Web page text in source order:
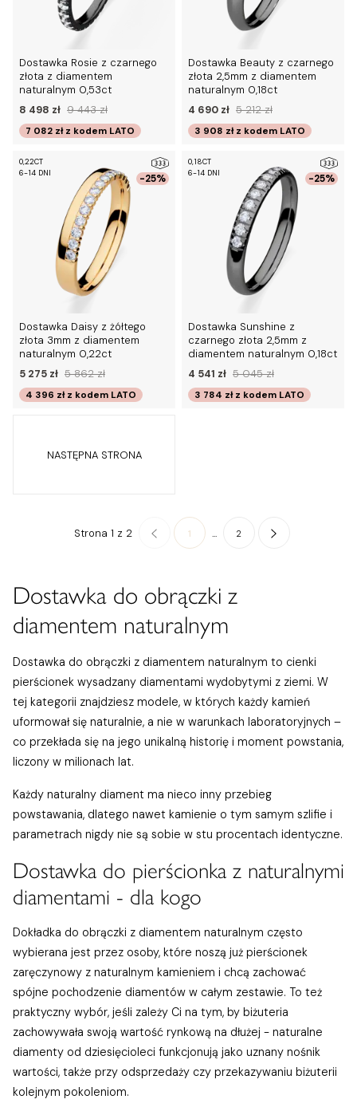
Dostawka Rosie z czarnego
złota z diamentem
naturalnym 0,53ct
8 498 zł 9 443 zł
7 082 zł z kodem LATO
Dostawka Beauty z czarnego
złota 2,5mm z diamentem
naturalnym 0,18ct
4 690 zł 5 212 zł
3 908 zł z kodem LATO
-25%
0,22CT
6-14 DNI
Dostawka Daisy z żółtego
złota 3mm z diamentem
naturalnym 0,22ct
5 275 zł 5 862 zł
4 396 zł z kodem LATO
-25%
0,18CT
6-14 DNI
Dostawka Sunshine z
czarnego złota 2,5mm z
diamentem naturalnym 0,18ct
4 541 zł 5 045 zł
3 784 zł z kodem LATO
NASTĘPNA STRONA
Strona 1 z 2 1 ... 2
Dostawka do obrączki z
diamentem naturalnym
Dostawka do obrączki z diamentem naturalnym to cienki
pierścionek wysadzany diamentami wydobytymi z ziemi. W
tej kategorii znajdziesz modele, w których każdy kamień
uformował się naturalnie, a nie w warunkach laboratoryjnych –
co przekłada się na jego unikalną historię i moment powstania,
liczony w milionach lat.
Każdy naturalny diament ma nieco inny przebieg
powstawania, dlatego nawet kamienie o tym samym szlifie i
parametrach nigdy nie są sobie w stu procentach identyczne.
Dostawka do pierścionka z naturalnymi
diamentami - dla kogo
Dokładka do obrączki z diamentem naturalnym często
wybierana jest przez osoby, które noszą już pierścionek
zaręczynowy z naturalnym kamieniem i chcą zachować
spójne pochodzenie diamentów w całym zestawie. To też
praktyczny wybór, jeśli zależy Ci na tym, by biżuteria
zachowywała swoją wartość rynkową na dłużej - naturalne
diamenty od dziesięcioleci funkcjonują jako uznany nośnik
wartości, także przy odsprzedaży czy przekazywaniu biżuterii
kolejnym pokoleniom.